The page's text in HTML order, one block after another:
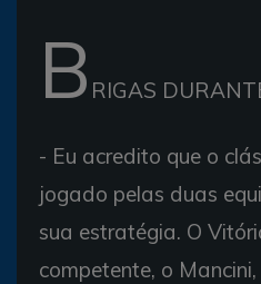
B RIGAS
- Eu acredito que o
jogado pelas duas
sua estratégia. O
competente, o